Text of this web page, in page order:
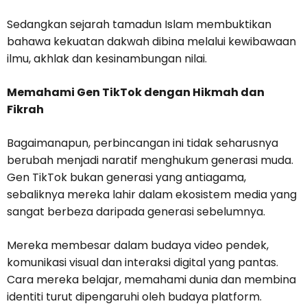
Sedangkan sejarah tamadun Islam membuktikan
bahawa kekuatan dakwah dibina melalui kewibawaan
ilmu, akhlak dan kesinambungan nilai.
Memahami Gen TikTok dengan Hikmah dan
Fikrah
Bagaimanapun, perbincangan ini tidak seharusnya
berubah menjadi naratif menghukum generasi muda.
Gen TikTok bukan generasi yang antiagama,
sebaliknya mereka lahir dalam ekosistem media yang
sangat berbeza daripada generasi sebelumnya.
Mereka membesar dalam budaya video pendek,
komunikasi visual dan interaksi digital yang pantas.
Cara mereka belajar, memahami dunia dan membina
identiti turut dipengaruhi oleh budaya platform.